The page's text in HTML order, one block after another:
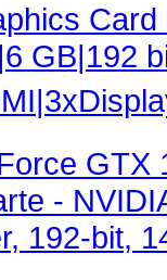
GB|192
GTX
-
192-bit,